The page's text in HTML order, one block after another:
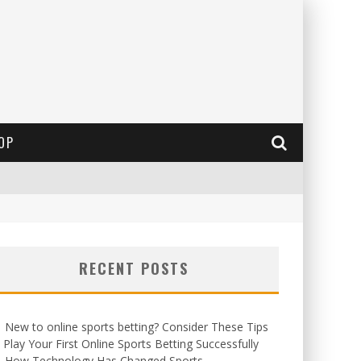
RECENT POSTS
New to online sports betting? Consider These Tips
Your First Online Sports Betting Successfully